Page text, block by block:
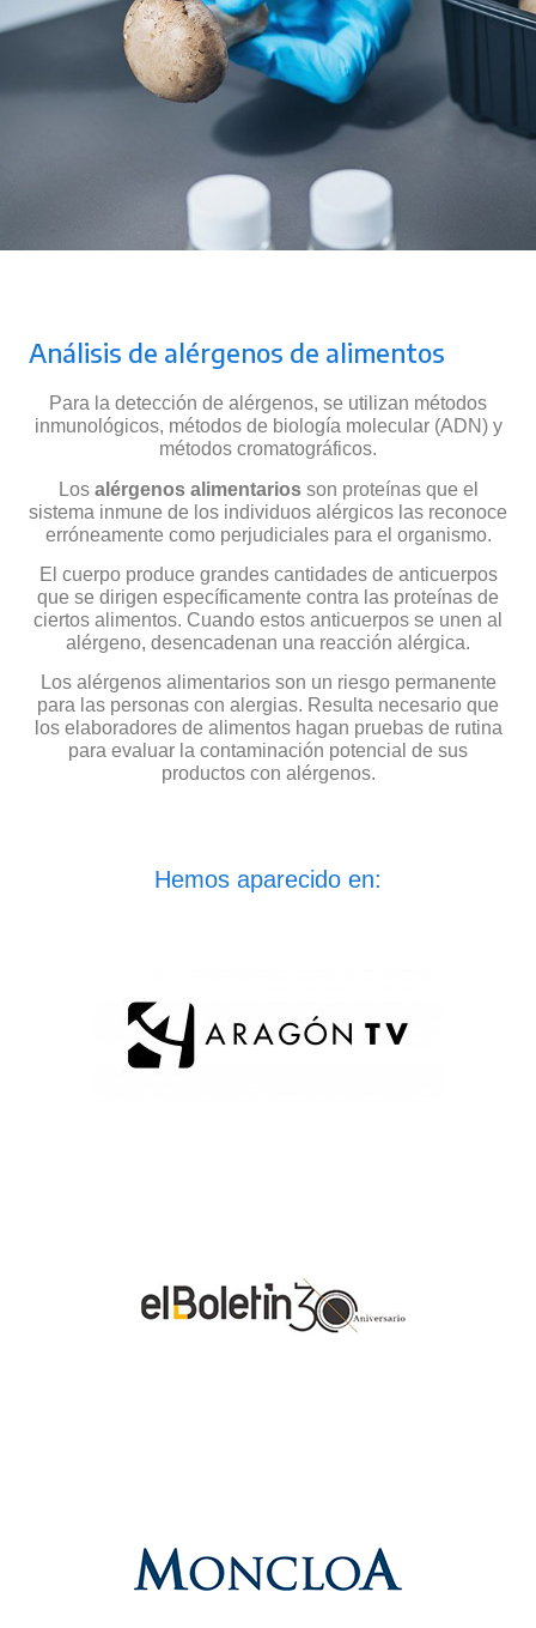
Análisis de alérgenos de alimentos
Para la detección de alérgenos, se utilizan métodos
inmunológicos, métodos de biología molecular (ADN) y
métodos cromatográficos.
Los alérgenos alimentariosson proteínas que el
sistema inmune de los individuos alérgicos las reconoce
erróneamente como perjudiciales para el organismo.
El cuerpo produce grandes cantidades de anticuerpos
que se dirigen específicamente contra las proteínas de
ciertos alimentos. Cuando estos anticuerpos se unen al
alérgeno, desencadenan una reacción alérgica.
Los alérgenos alimentarios son un riesgo permanente
para las personas con alergias. Resulta necesario que
los elaboradores de alimentos hagan pruebas de rutina
para evaluar la contaminación potencial de sus
productos con alérgenos.
Hemos aparecido en: